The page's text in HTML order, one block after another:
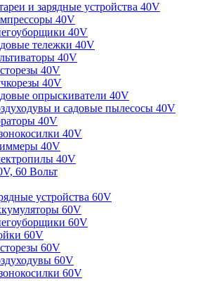
и зарядные устройства 40V
40V
40V
тележки 40V
40V
40V
40V
опрыскиватели 40V
и садовые пылесосы 40V
40V
40V
40V
40V
60 Вольт
устройства 60V
60V
60V
60V
60V
60V
60V